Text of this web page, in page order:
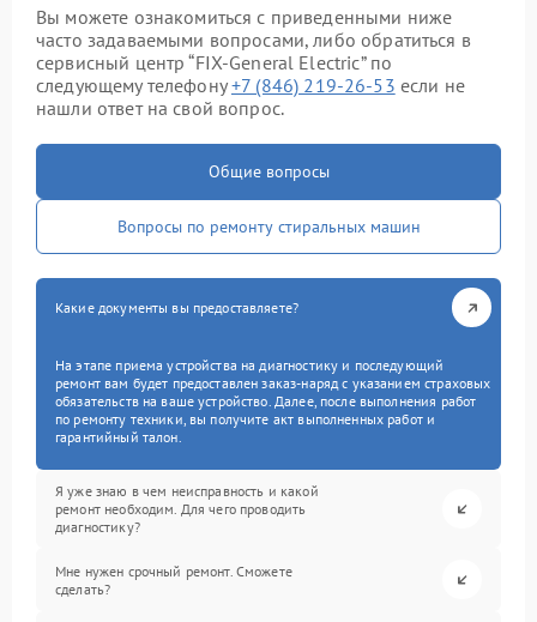
Вы можете ознакомиться с приведенными ниже
часто задаваемыми вопросами, либо обратиться в
сервисный центр “FIX-General Electric” по
следующему телефону+7 (846) 219-26-53 если не
нашли ответ на свой вопрос.
Общие вопросы
Вопросы по ремонту стиральных машин
Какие документы вы предоставляете?
На этапе приема устройства на диагностику и последующий
ремонт вам будет предоставлен заказ-наряд с указанием страховых
обязательств на ваше устройство. Далее, после выполнения работ
по ремонту техники, вы получите акт выполненных работ и
гарантийный талон.
Я уже знаю в чем неисправность и какой
ремонт необходим. Для чего проводить
диагностику?
Мне нужен срочный ремонт. Сможете
сделать?